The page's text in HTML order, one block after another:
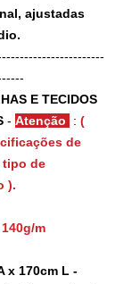
ajustadas
E TECIDOS
- Atenção : (
de
tipo de
).
m
x 170cm L -